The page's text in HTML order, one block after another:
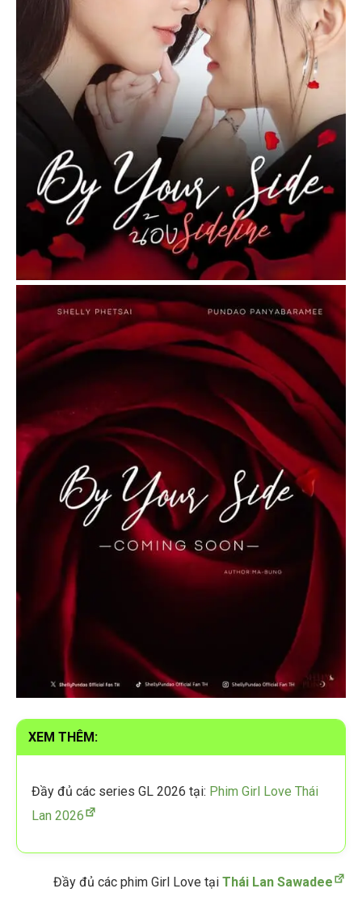
XEM THÊM:
Đầy đủ các series GL 2026 tại: Phim Girl Love Thái
Lan 2026
Đầy đủ các phim Girl Love tại Thái Lan Sawadee